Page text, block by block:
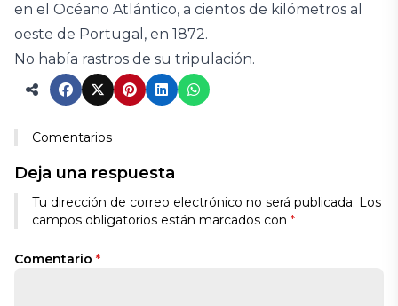
en el Océano Atlántico, a cientos de kilómetros al
oeste de Portugal, en 1872.
No había rastros de su tripulación.
Comentarios
Deja una respuesta
Tu dirección de correo electrónico no será publicada. Los
campos obligatorios están marcados con *
Comentario *